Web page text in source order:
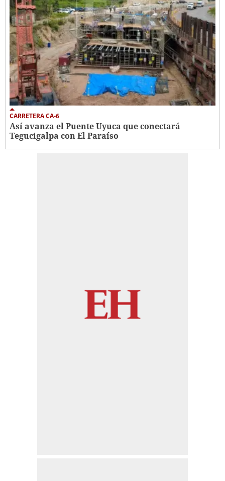
CARRETERA CA-6
Así avanza el Puente Uyuca que conectará
Tegucigalpa con El Paraíso